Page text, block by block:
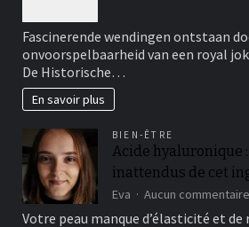
Fascinerende wendingen ontstaan
onvoorspelbaarheid van een royal
De Historische…
En savoir plus
BIEN-ÊTRE
Acide hyaluronique
inattendus de cet
Eva Aucun commentaire
Votre peau manque d’élasticité et